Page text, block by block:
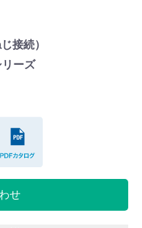
接続）
リーズ
せ